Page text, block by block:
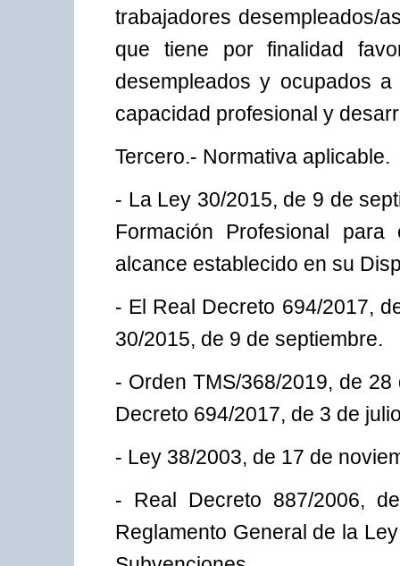
trabajadores desempleados/
que tiene por finalidad
desempleados y ocupados
capacidad profesional y
Tercero.- Normativa aplicable.
- La Ley 30/2015, de 9 de
Formación Profesional
alcance establecido en su
- El Real Decreto 694/2017,
30/2015, de 9 de septiembre.
- Orden TMS/368/2019, de
Decreto 694/2017, de 3 de
- Ley 38/2003, de 17 de
- Real Decreto 887/2006,
Reglamento General de la